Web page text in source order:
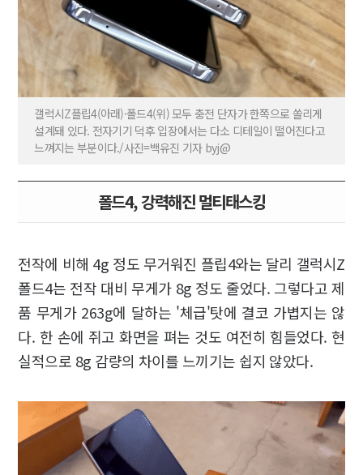
갤럭시Z플립4(아래)·폴드4(위) 모두 충전 단자가 한쪽으로 쏠리게
설계돼 있다. 전자기기 덕후 입장에서는 다소 디테일이 떨어진다고
느껴지는 부분이다./사진=백유진 기자 byj@
폴드4, 강력해진 멀티태스킹
전작에 비해 4g 정도 무거워진 플립4와는 달리 갤럭시Z
폴드4는 전작 대비 무게가 8g 정도 줄었다. 그렇다고 제
품 무게가 263g에 달하는 '체급'탓에 결코 가볍지는 않
다. 한 손에 쥐고 화면을 펴는 것도 여전히 힘들었다. 현
실적으로 8g 감량의 차이를 느끼기는 쉽지 않았다.